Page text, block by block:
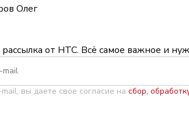
Олег
от НТС. Всё самое важное и
вы даете свое согласие на сбор,